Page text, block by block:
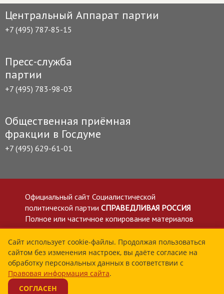
Центральный Аппарат партии
+7 (495) 787-85-15
Пресс-служба
партии
+7 (495) 783-98-03
Общественная приёмная
фракции в Госдуме
+7 (495) 629-61-01
Официальный сайт Социалистической
политической партии СПРАВЕДЛИВАЯ РОССИЯ
Полное или частичное копирование материалов
приветствуется со ссылкой на сайт spravedlivo.ru
Политика в отношении обработки персональных
данных
Все материалы сайта spravedlivo.ru доступны по
лицензии Creative Commons Attribution 4.0 International
Сайт использует cookie-файлы. Продолжая пользоваться
сайтом без изменения настроек, вы даёте согласие на
обработку персональных данных в соответствии с
Правовая информация сайта.
СОГЛАСЕН